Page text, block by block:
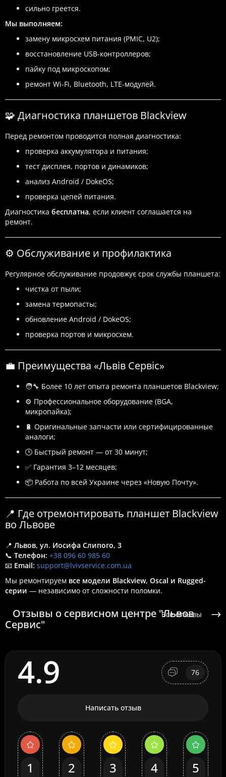
сильно греется.
Мы выполняем:
замену микросхем питания (PMIC, U2);
восстановление USB-контроллеров;
пайку под микроскопом;
ремонт Wi-Fi, Bluetooth, LTE-модулей.
🧩 Диагностика планшетов Blackview
Перед ремонтом проводится полная диагностика:
проверка аккумулятора и питания;
тест дисплея, портов и динамиков;
анализ Android / DokeOS;
проверка цепей питания.
Диагностика бесплатна, если клиент соглашается на
ремонт.
⚙️ Обслуживание и профилактика
Регулярное обслуживание продовжує срок службы планшета:
чистка от пыли;
замена термопасты;
обновление Android / DokeOS;
проверка портов и микросхем.
💼 Преимущества «Львів Сервіс»
🧑‍🔧 Более 10 лет опыта ремонта планшетов Blackview;
⚙️ Профессиональное оборудование (BGA,
микропайка);
🔋 Оригинальные запчасти или сертифицированные
аналоги;
🕒 Быстрый ремонт — от 30 минут;
✅ Гарантия 3–12 месяцев;
📦 Работа по всей Украине через «Новую Почту».
📍 Где отремонтировать планшет Blackview
во Львове
📍 Львов, ул. Иосифа Слипого, 3
📞 Телефон: +38 096 60 985 60
📧 Email: support@lvivservice.com.ua
Мы ремонтируем все модели Blackview, Oscal и Rugged-
серии — независимо от сложности поломки.
Отзывы о сервисном центре "Львов
Сервис"
Все отзывы
4.9 76
Написать отзыв
1 2 3 4 5